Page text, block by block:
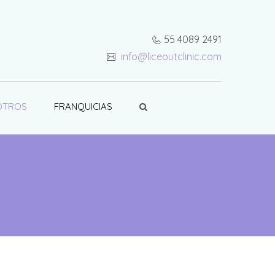
‭55 4089 2491
info@liceoutclinic.com
FRANQUICIAS